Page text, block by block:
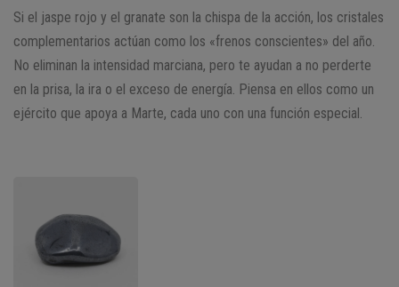
Si el jaspe rojo y el granate son la chispa de la acción, los cristales
complementarios actúan como los «frenos conscientes» del año.
No eliminan la intensidad marciana, pero te ayudan a no perderte
en la prisa, la ira o el exceso de energía. Piensa en ellos como un
ejército que apoya a Marte, cada uno con una función especial.